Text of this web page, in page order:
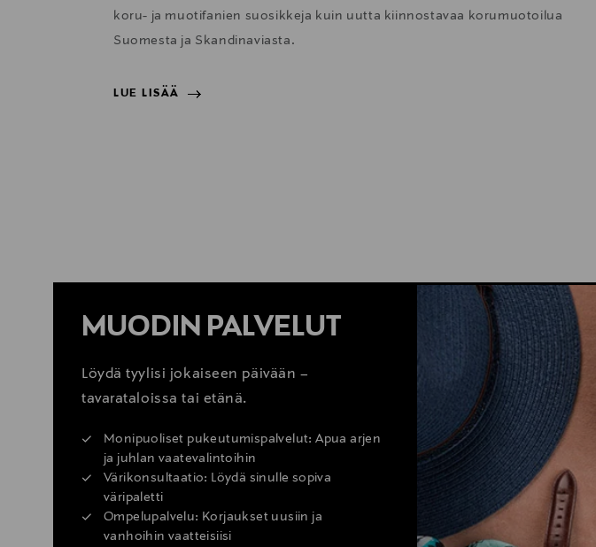
koru- ja muotifanien suosikkeja kuin uutta kiinnostavaa korumuotoilua
Suomesta ja Skandinaviasta.
LUE LISÄÄ
MUODIN PALVELUT
Löydä tyylisi jokaiseen päivään –
tavarataloissa tai etänä.
Monipuoliset pukeutumispalvelut: Apua arjen
ja juhlan vaatevalintoihin
Värikonsultaatio: Löydä sinulle sopiva
väripaletti
Ompelupalvelu: Korjaukset uusiin ja
vanhoihin vaatteisiisi